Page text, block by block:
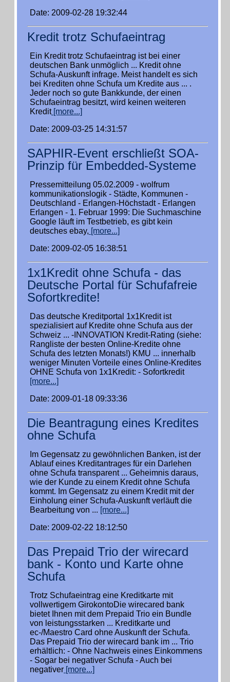
Date: 2009-02-28 19:32:44
Kredit trotz Schufaeintrag
Ein Kredit trotz Schufaeintrag ist bei einer
deutschen Bank unmöglich ... Kredit ohne
Schufa-Auskunft infrage. Meist handelt es sich
bei Krediten ohne Schufa um Kredite aus ... .
Jeder noch so gute Bankkunde, der einen
Schufaeintrag besitzt, wird keinen weiteren
Kredit[more...]
Date: 2009-03-25 14:31:57
SAPHIR-Event erschließt SOA-
Prinzip für Embedded-Systeme
Pressemitteilung 05.02.2009 - wolfrum
kommunikationslogik - Städte, Kommunen -
Deutschland - Erlangen-Höchstadt - Erlangen
Erlangen - 1. Februar 1999: Die Suchmaschine
Google läuft im Testbetrieb, es gibt kein
deutsches ebay, [more...]
Date: 2009-02-05 16:38:51
1x1Kredit ohne Schufa - das
Deutsche Portal für Schufafreie
Sofortkredite!
Das deutsche Kreditportal 1x1Kredit ist
spezialisiert auf Kredite ohne Schufa aus der
Schweiz ... -INNOVATION Kredit-Rating (siehe:
Rangliste der besten Online-Kredite ohne
Schufa des letzten Monats!) KMU ... innerhalb
weniger Minuten Vorteile eines Online-Kredites
OHNE Schufa von 1x1Kredit: - Sofortkredit
[more...]
Date: 2009-01-18 09:33:36
Die Beantragung eines Kredites
ohne Schufa
Im Gegensatz zu gewöhnlichen Banken, ist der
Ablauf eines Kreditantrages für ein Darlehen
ohne Schufa transparent ... Geheimnis daraus,
wie der Kunde zu einem Kredit ohne Schufa
kommt. Im Gegensatz zu einem Kredit mit der
Einholung einer Schufa-Auskunft verläuft die
Bearbeitung von ... [more...]
Date: 2009-02-22 18:12:50
Das Prepaid Trio der wirecard
bank - Konto und Karte ohne
Schufa
Trotz Schufaeintrag eine Kreditkarte mit
vollwertigem GirokontoDie wirecared bank
bietet Ihnen mit dem Prepaid Trio ein Bundle
von leistungsstarken ... Kreditkarte und
ec-/Maestro Card ohne Auskunft der Schufa.
Das Prepaid Trio der wirecard bank im ... Trio
erhältlich: - Ohne Nachweis eines Einkommens
- Sogar bei negativer Schufa - Auch bei
negativer [more...]